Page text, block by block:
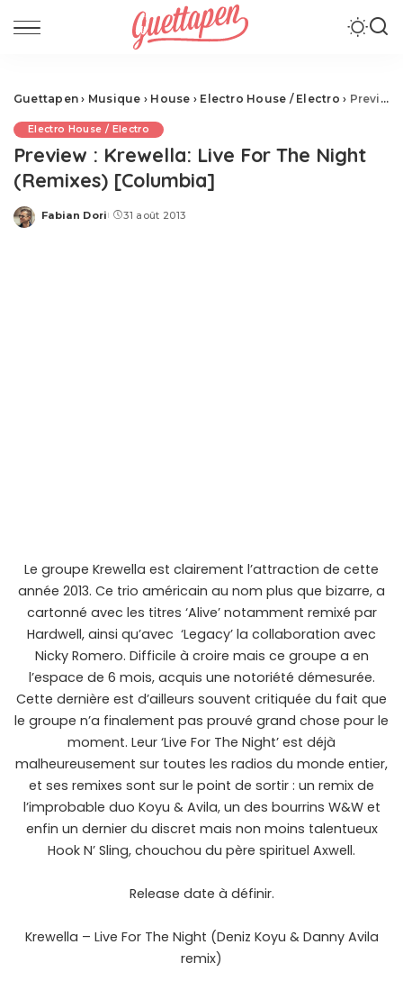
Guettapen › Musique › House › Electro House / Electro › Preview : Krewella: Live For The Night (Remixes) [Columbia]
Electro House / Electro
Preview : Krewella: Live For The Night
(Remixes) [Columbia]
Posted
Fabian Dori 31 août 2013
Le groupe Krewella est clairement l’attraction de cette
année 2013. Ce trio américain au nom plus que bizarre, a
cartonné avec les titres ‘Alive’ notamment remixé par
Hardwell, ainsi qu’avec ‘Legacy’ la collaboration avec
Nicky Romero. Difficile à croire mais ce groupe a en
l’espace de 6 mois, acquis une notoriété démesurée.
Cette dernière est d’ailleurs souvent critiquée du fait que
le groupe n’a finalement pas prouvé grand chose pour le
moment. Leur ‘Live For The Night’ est déjà
malheureusement sur toutes les radios du monde entier,
et ses remixes sont sur le point de sortir : un remix de
l’improbable duo Koyu & Avila, un des bourrins W&W et
enfin un dernier du discret mais non moins talentueux
Hook N’ Sling, chouchou du père spirituel Axwell.
Release date à définir.
Krewella – Live For The Night (Deniz Koyu & Danny Avila
remix)